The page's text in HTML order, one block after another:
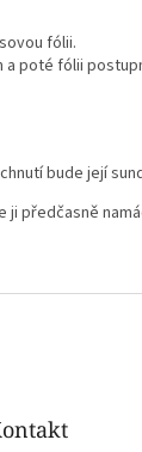
fólii.
a poté fólii
bude její
ji předčasně